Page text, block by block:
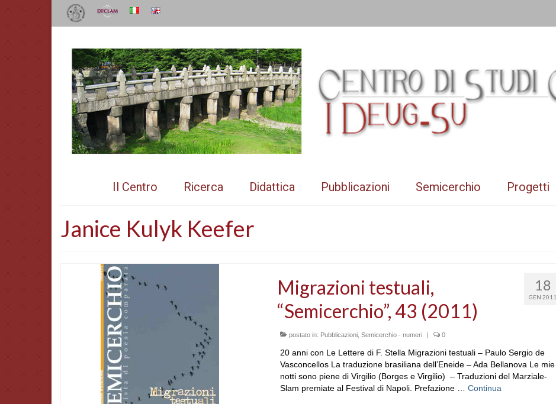
Il Centro Ricerca Didattica Pubblicazioni Semicerchio Progetti
Janice Kulyk Keefer
18
GEN 2011
Migrazioni testuali,
“Semicerchio”, 43 (2011)
postato in: Pubblicazioni, Semicerchio - numeri | 0
20 anni con Le Lettere di F. Stella Migrazioni testuali – Paulo Sergio de
Vasconcellos La traduzione brasiliana dell’Eneide – Ada Bellanova Le mie
notti sono piene di Virgilio (Borges e Virgilio) – Traduzioni del Marziale-
Slam premiate al Festival di Napoli. Prefazione … Continua